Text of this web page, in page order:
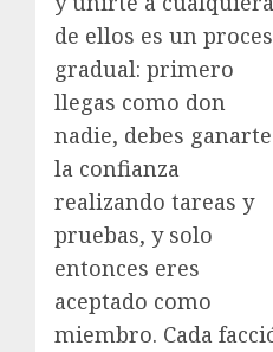
de ellos es un
gradual: primero
llegas como don
nadie, debes ganarte
la confianza
realizando tareas y
pruebas, y solo
entonces eres
aceptado como
miembro. Cada